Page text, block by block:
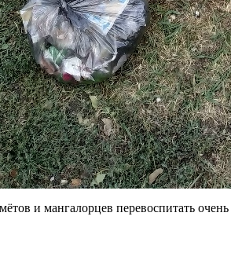
и мангалорцев перевоспитать